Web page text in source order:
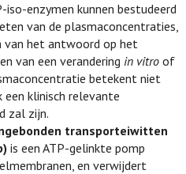
iso-enzymen kunnen bestudeerd
van de plasmaconcentraties,
van het antwoord op het
van een verandering in vitro of
betekent niet
klinisch relevante
zal zijn.
transporteiwitten
is een ATP-gelinkte pomp
en verwijdert